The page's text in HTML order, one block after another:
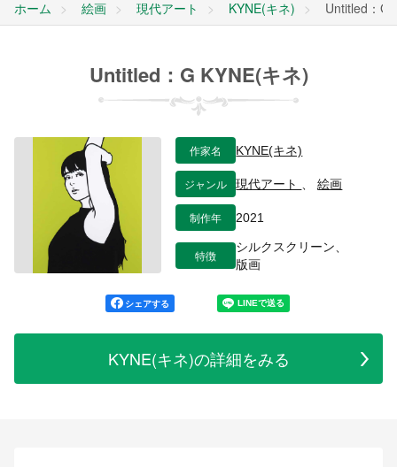
ホーム 絵画 現代アート KYNE(キネ) Untitled：G
Untitled：G KYNE(キネ)
作家名 KYNE(キネ)
ジャンル 現代アート 、絵画
制作年 2021
特徴
シルクスクリーン、
版画
シェアする
KYNE(キネ)の詳細をみる